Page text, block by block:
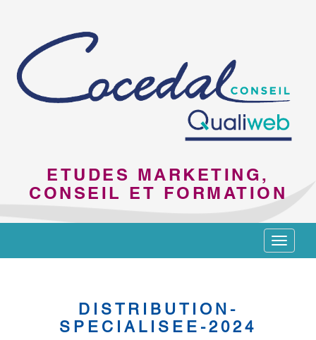
ETUDES MARKETING,
CONSEIL ET FORMATION
Toggle
DISTRIBUTION-
SPECIALISEE-2024